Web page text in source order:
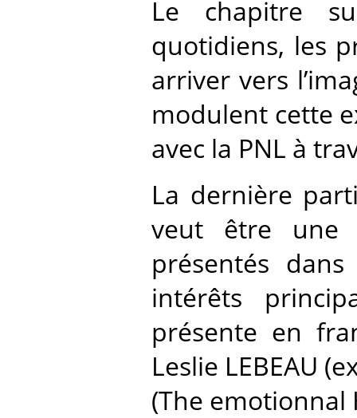
Le chapitre
quotidiens, les
arriver vers
modulent cette
avec la PNL à
La dernière
veut être une
présentés
intérêts
présente en
Leslie LEBEAU
(The emotionnal